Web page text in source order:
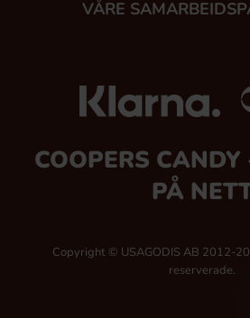
VÅRE
COOPERS
PÅ
Copyright © USAGODIS AB 2012-
reserverade.